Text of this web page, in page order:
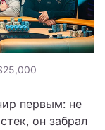
первым: не
он забрал